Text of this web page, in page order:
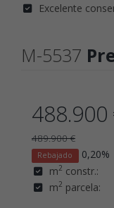
Excelente
M-5537
488.900
489.900 €
Rebajado
0,20%
m2 constr.:
m2 parcela: